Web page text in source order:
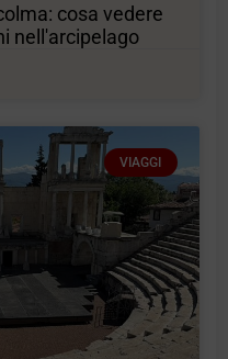
cosa vedere
nell'arcipelago
VIAGGI